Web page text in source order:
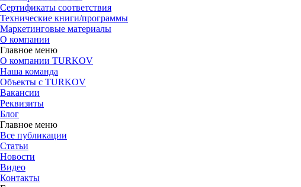
Сертификаты соответствия
Технические книги/программы
Маркетинговые материалы
О компании
Главное меню
О компании TURKOV
Наша команда
Объекты с TURKOV
Вакансии
Реквизиты
Блог
Главное меню
Все публикации
Статьи
Новости
Видео
Контакты